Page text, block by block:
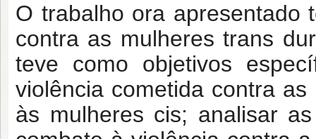
O trabalho ora apresentado
contra as mulheres trans
teve como objetivos
violência cometida contra
às mulheres cis; analisar